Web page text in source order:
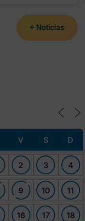
+ Noticias
V S D
2 3 4
9 10 11
16 17 18